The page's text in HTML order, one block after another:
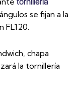
se fijan a la
FL120.
chapa
la tornillería